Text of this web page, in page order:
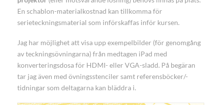
En schablon-materialkostnad kan tillkomma för
serieteckningsmaterial som införskaffas inför kursen.
Jag har möjlighet att visa upp exempelbilder (för genomgång
av teckningsövningarna) från medtagen iPad med
konverteringsdosa för HDMI- eller VGA-sladd. På begäran
tar jag även med övningsstenciler samt referensböcker/-
tidningar som deltagarna kan bläddra i.